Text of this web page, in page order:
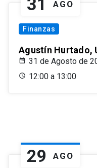
31 AGO
Finanzas
Agustín Hurtado,
31 de Agosto de
12:00 a 13:00
29 AGO